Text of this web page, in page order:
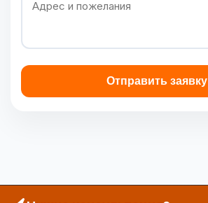
Отправить заявку